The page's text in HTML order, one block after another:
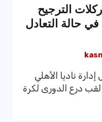
وركلات الترجيح
حالة التعادل
ناديا الأهلي
درع الدورى لكرة